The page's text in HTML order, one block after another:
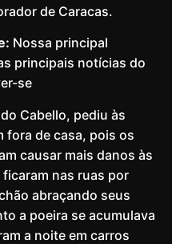
de Caracas.
Nossa principal
principais notícias do
se
Cabello, pediu às
fora de casa, pois os
causar mais danos às
nas ruas por
abraçando seus
a poeira se acumulava
a noite em carros